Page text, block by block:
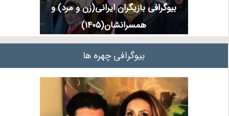
بیوگرافی بازیگران ایرانی(زن و مرد) و
همسرانشان(1405)
بیوگرافی چهره ها